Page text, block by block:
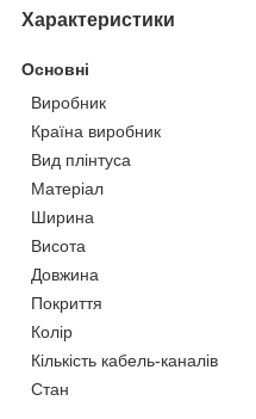
Характеристики
Основні
Виробник
Країна виробник
Вид плінтуса
Матеріал
Ширина
Висота
Довжина
Покриття
Колір
Кількість кабель-каналів
Стан